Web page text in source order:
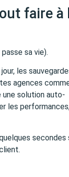
faire à
sa vie).
les
agences
solution auto-
les
secondes